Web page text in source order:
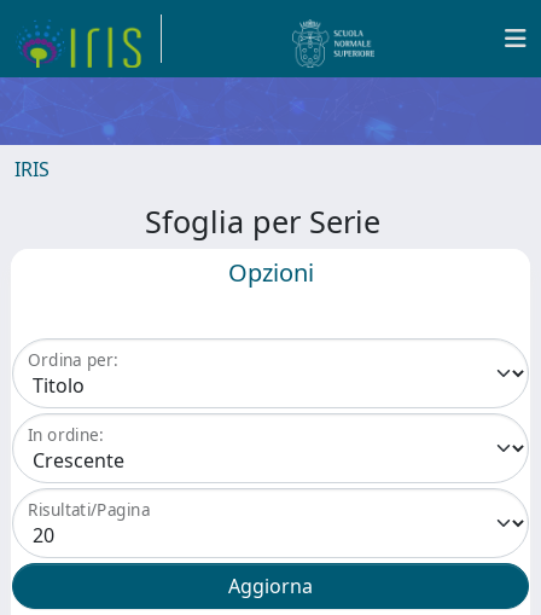
IRIS
Sfoglia per Serie
Opzioni
Ordina per:
In ordine:
Risultati/Pagina